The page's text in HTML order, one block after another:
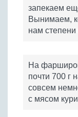
запекаем
Вынимаем,
нам степени
На
почти 700 г
совсем
с мясом